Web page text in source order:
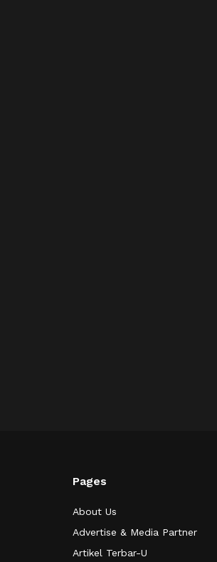
Pages
About Us
Advertise & Media Partner
Artikel Terbar-U